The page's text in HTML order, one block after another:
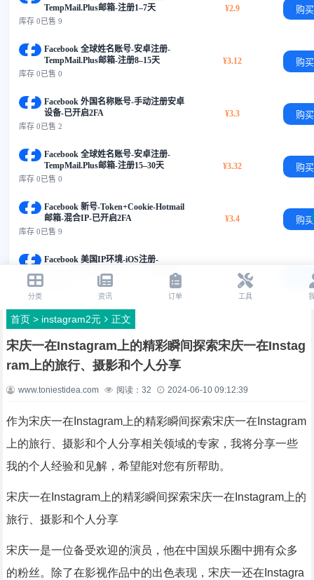
首页> instagram2元 正文
宋庆一在Instagram上的精彩瞬间探索宋庆一在Instag
ram上的旅行、摄影和个人分享
www.toniestidea.com 阅读： 32 2024-06-10 09:12:39
作为宋庆一在Instagram上的精彩瞬间探索宋庆一在Instagram
上的旅行、摄影和个人分享相关领域的专家，我将分享一些
我的个人经验和见解，希望能对您有所帮助。
宋庆一在Instagram上的精彩瞬间探索宋庆一在Instagram上的
旅行、摄影和个人分享
宋庆一是一位备受欢迎的演员，他在中国娱乐圈中拥有众多
的粉丝。除了在影视作品中的出色表现，宋庆一还在Instagra